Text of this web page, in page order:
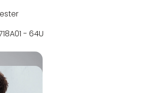
- 64U
bis 30°C
verantwortlicher